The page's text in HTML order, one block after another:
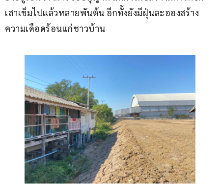
เสาเข็มไปแล้วหลายพันต้น อีกทั้งยังมีฝุ่นละอองสร้าง
ความเดือดร้อนแก่ชาวบ้าน